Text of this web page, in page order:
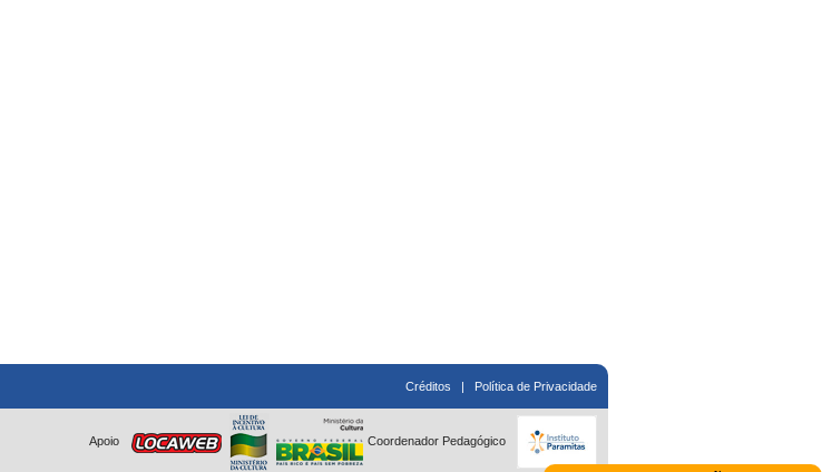
Créditos | Política de Privacidade
Apoio Coordenador Pedagógico